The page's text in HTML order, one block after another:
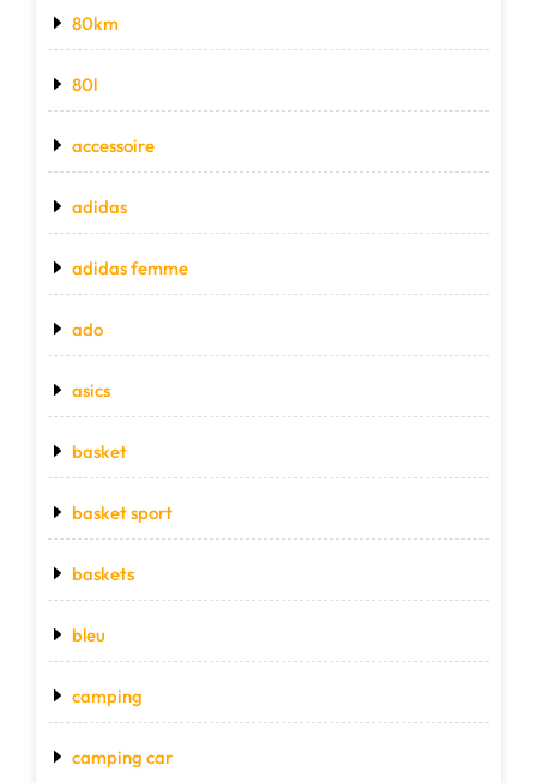
80km
80l
accessoire
adidas
adidas femme
ado
asics
basket
basket sport
baskets
bleu
camping
camping car